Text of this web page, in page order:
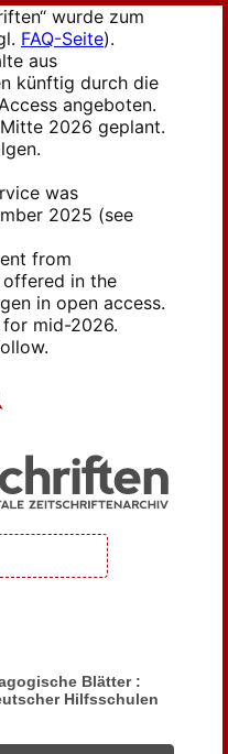
wurde zum
FAQ-Seite).
aus
künftig durch die
angeboten.
2026 geplant.
was
2025 (see
from
offered in the
in open access.
mid-2026.
Blätter :
Hilfsschulen